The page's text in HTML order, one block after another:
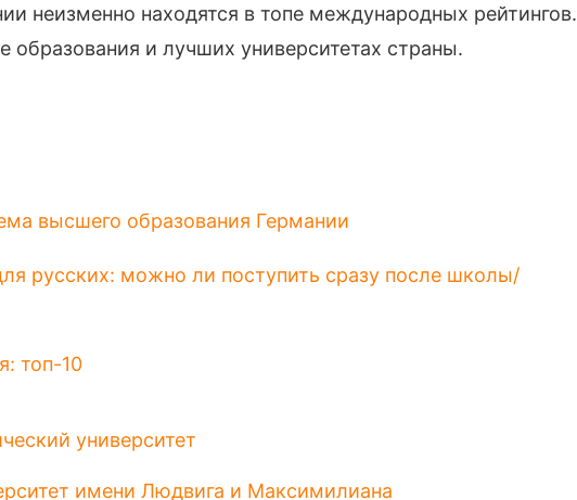
неизменно находятся в топе международных рейтингов.
образования и лучших университетах страны.
высшего образования Германии
русских: можно ли поступить сразу после школы/
топ-10
университет
имени Людвига и Максимилиана